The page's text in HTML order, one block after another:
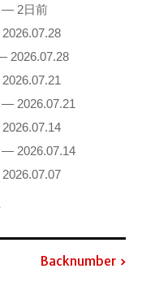
— 2日前
2026.07.28
— 2026.07.21
— 2026.07.14
Backnumber